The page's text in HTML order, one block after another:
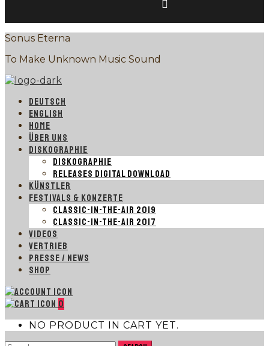
Sonus Eterna
To Make Unknown Music Sound
DEUTSCH
ENGLISH
HOME
ÜBER UNS
DISKOGRAPHIE
DISKOGRAPHIE
RELEASES DIGITAL DOWNLOAD
KÜNSTLER
FESTIVALS & KONZERTE
CLASSIC-IN-THE-AIR 2019
CLASSIC-IN-THE-AIR 2017
VIDEOS
VERTRIEB
PRESSE / NEWS
SHOP
0
NO PRODUCT IN CART YET.